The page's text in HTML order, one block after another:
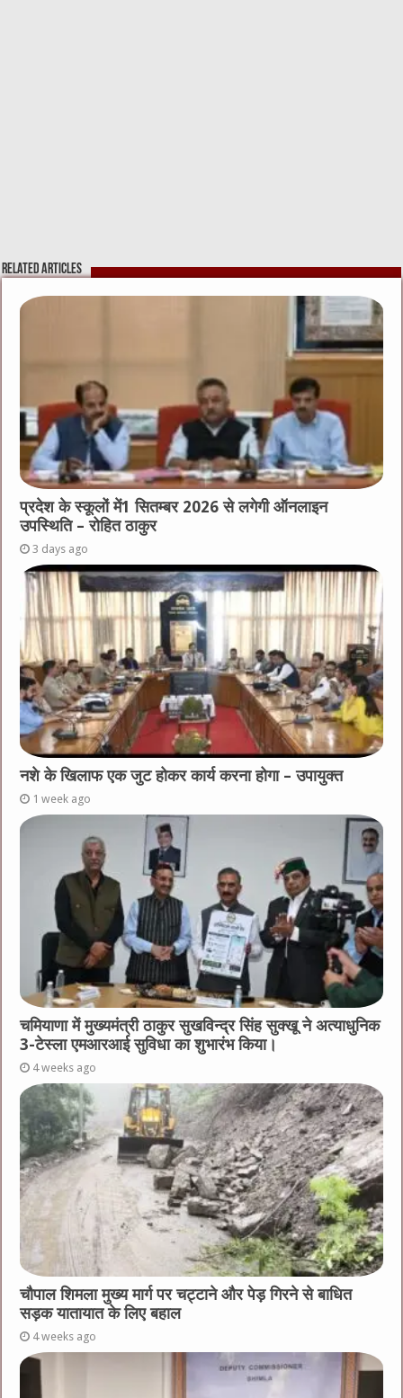
Related Articles
प्रदेश के स्कूलों में1 सितम्बर 2026 से लगेगी ऑनलाइन
उपस्थिति – रोहित ठाकुर
3 days ago
नशे के खिलाफ एक जुट होकर कार्य करना होगा – उपायुक्त
1 week ago
चमियाणा में मुख्यमंत्री ठाकुर सुखविन्द्र सिंह सुक्खू ने अत्याधुनिक
3-टेस्ला एमआरआई सुविधा का शुभारंभ किया।
4 weeks ago
चौपाल शिमला मुख्य मार्ग पर चट्टाने और पेड़ गिरने से बाधित
सड़क यातायात के लिए बहाल
4 weeks ago